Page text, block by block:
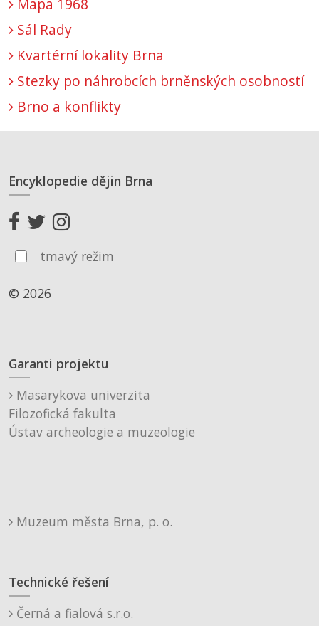
Mapa 1968
Sál Rady
Kvartérní lokality Brna
Stezky po náhrobcích brněnských osobností
Brno a konflikty
Encyklopedie dějin Brna
tmavý režim
© 2026
Garanti projektu
Masarykova univerzita
Filozofická fakulta
Ústav archeologie a muzeologie
Muzeum města Brna, p. o.
Technické řešení
Černá a fialová s.r.o.